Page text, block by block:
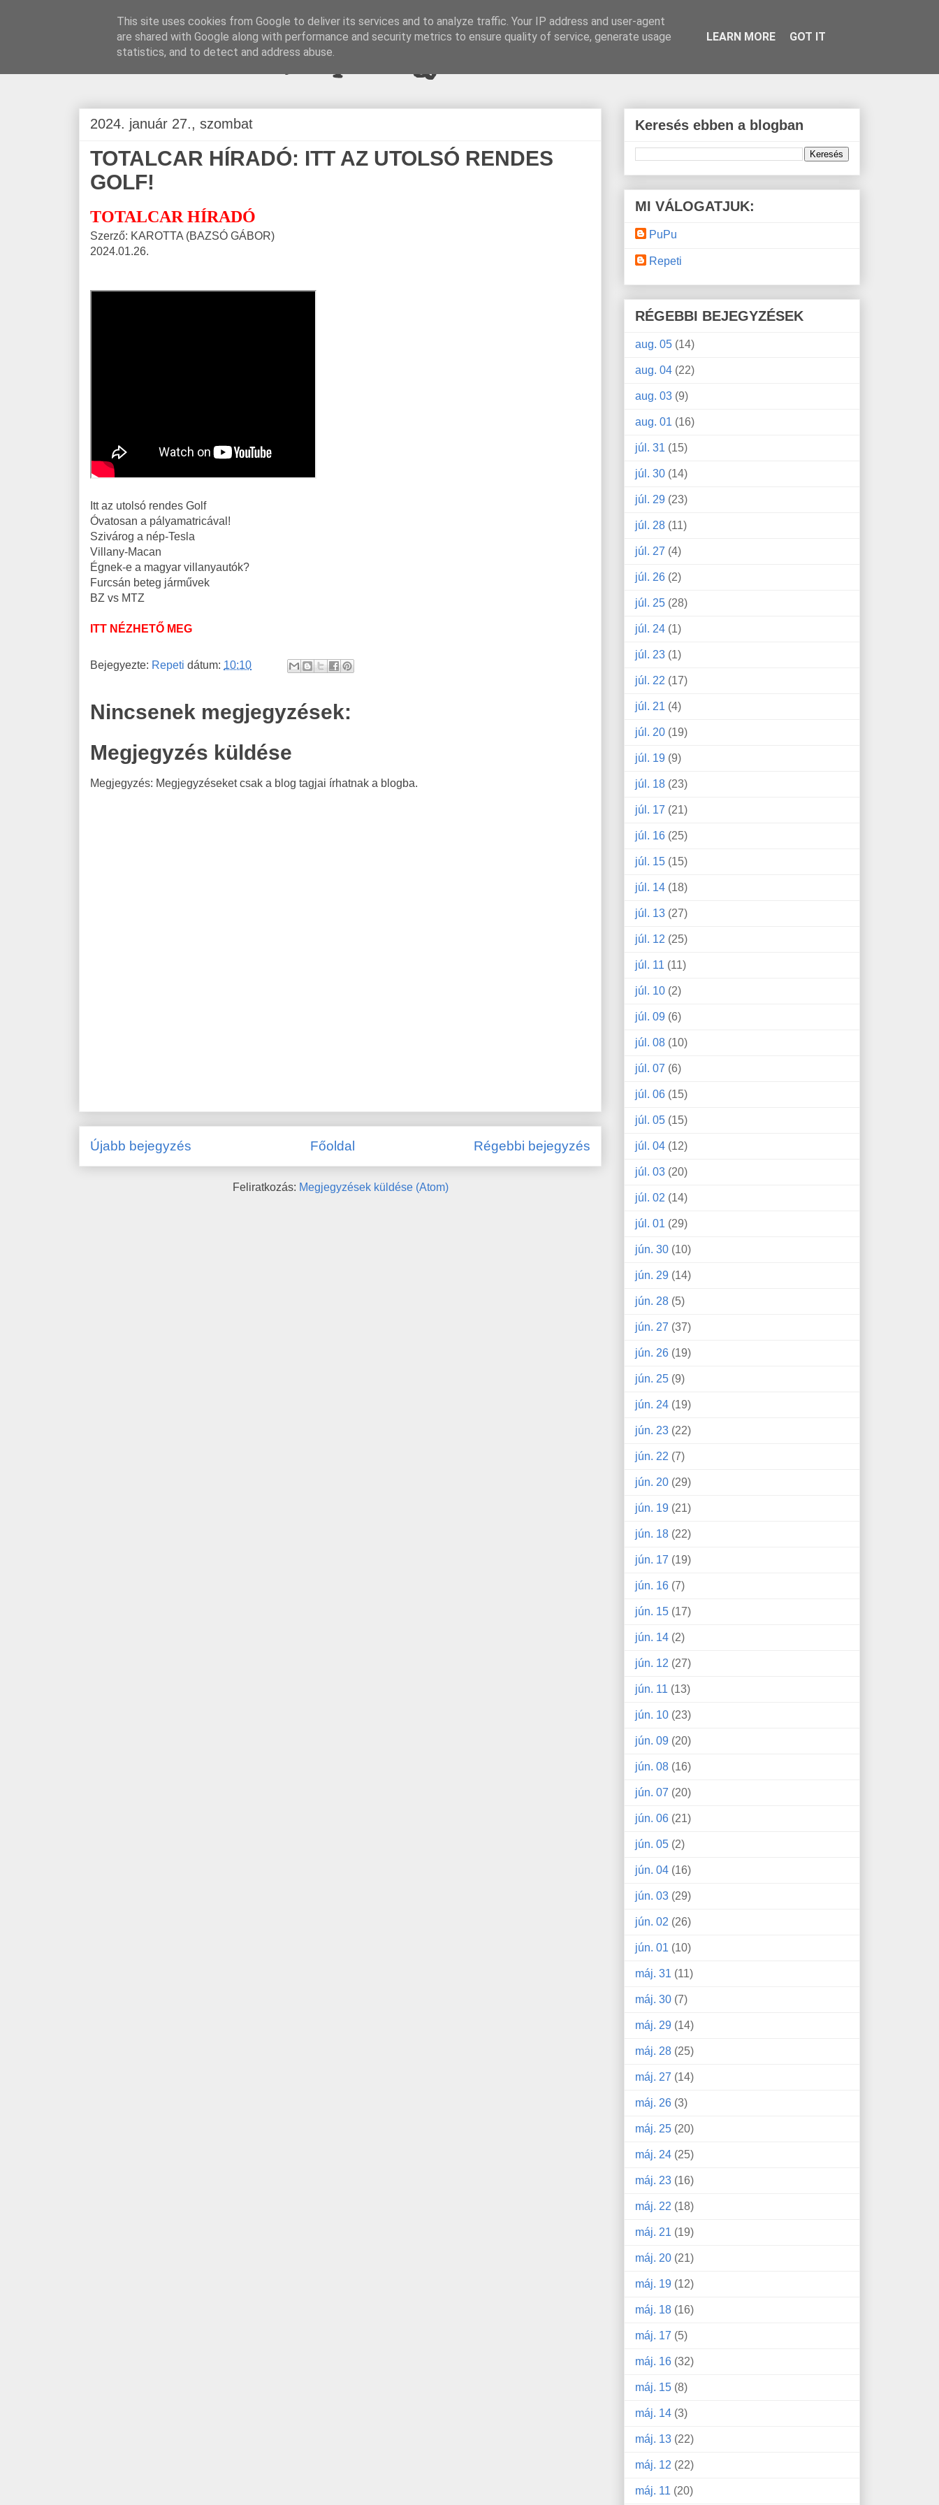
BLOGÁSZAT, napi blogjava
2024. január 27., szombat
TOTALCAR HÍRADÓ: ITT AZ UTOLSÓ RENDES
GOLF!
TOTALCAR HÍRADÓ
Szerző: KAROTTA (BAZSÓ GÁBOR)
2024.01.26.
Itt az utolsó rendes Golf
Óvatosan a pályamatricával!
Szivárog a nép-Tesla
Villany-Macan
Égnek-e a magyar villanyautók?
Furcsán beteg járművek
BZ vs MTZ
ITT NÉZHETŐ MEG
Bejegyezte: Repeti dátum: 10:10
Nincsenek megjegyzések:
Megjegyzés küldése
Megjegyzés: Megjegyzéseket csak a blog tagjai írhatnak a blogba.
Újabb bejegyzés Régebbi bejegyzés
Főoldal
Feliratkozás: Megjegyzések küldése (Atom)
Keresés ebben a blogban
MI VÁLOGATJUK:
PuPu
Repeti
RÉGEBBI BEJEGYZÉSEK
aug. 05 (14)
aug. 04 (22)
aug. 03 (9)
aug. 01 (16)
júl. 31 (15)
júl. 30 (14)
júl. 29 (23)
júl. 28 (11)
júl. 27 (4)
júl. 26 (2)
júl. 25 (28)
júl. 24 (1)
júl. 23 (1)
júl. 22 (17)
júl. 21 (4)
júl. 20 (19)
júl. 19 (9)
júl. 18 (23)
júl. 17 (21)
júl. 16 (25)
júl. 15 (15)
júl. 14 (18)
júl. 13 (27)
júl. 12 (25)
júl. 11 (11)
júl. 10 (2)
júl. 09 (6)
júl. 08 (10)
júl. 07 (6)
júl. 06 (15)
júl. 05 (15)
júl. 04 (12)
júl. 03 (20)
júl. 02 (14)
júl. 01 (29)
jún. 30 (10)
jún. 29 (14)
jún. 28 (5)
jún. 27 (37)
jún. 26 (19)
jún. 25 (9)
jún. 24 (19)
jún. 23 (22)
jún. 22 (7)
jún. 20 (29)
jún. 19 (21)
jún. 18 (22)
jún. 17 (19)
jún. 16 (7)
jún. 15 (17)
jún. 14 (2)
jún. 12 (27)
jún. 11 (13)
jún. 10 (23)
jún. 09 (20)
jún. 08 (16)
jún. 07 (20)
jún. 06 (21)
jún. 05 (2)
jún. 04 (16)
jún. 03 (29)
jún. 02 (26)
jún. 01 (10)
máj. 31 (11)
máj. 30 (7)
máj. 29 (14)
máj. 28 (25)
máj. 27 (14)
máj. 26 (3)
máj. 25 (20)
máj. 24 (25)
máj. 23 (16)
máj. 22 (18)
máj. 21 (19)
máj. 20 (21)
máj. 19 (12)
máj. 18 (16)
máj. 17 (5)
máj. 16 (32)
máj. 15 (8)
máj. 14 (3)
máj. 13 (22)
máj. 12 (22)
máj. 11 (20)
This site uses cookies from Google to deliver its services and to analyze traffic. Your IP address and user-agent
are shared with Google along with performance and security metrics to ensure quality of service, generate usage
statistics, and to detect and address abuse.
LEARN MORE GOT IT